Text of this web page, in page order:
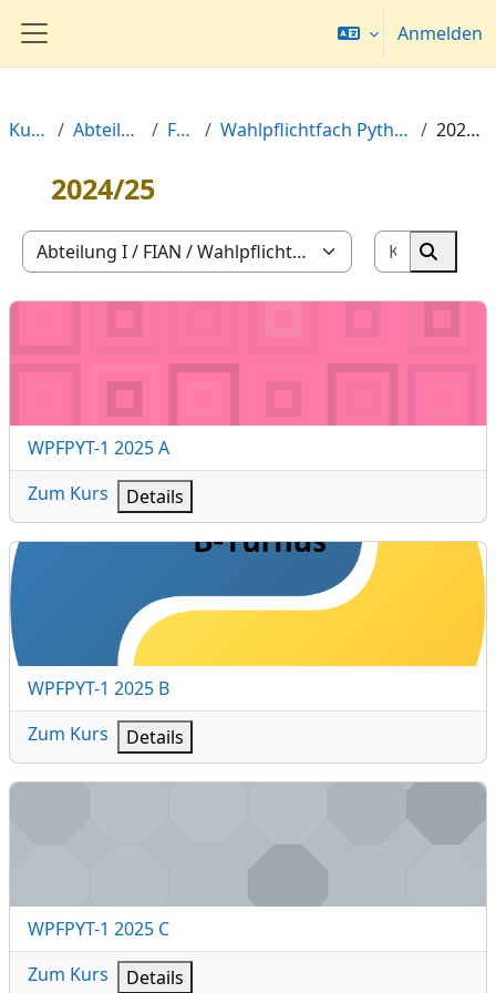
Website-Übersicht
Anmelden
Kurse Abteilung I FIAN Wahlpflichtfach Python-Kurs 2024/25
2024/25
Kursbereiche
Kurse
Kurse
WPFPYT-1 2025 A
Kursname
WPFPYT-1 2025 A
Zum Kurs
Details
WPFPYT-1 2025 B
Kursname
WPFPYT-1 2025 B
Zum Kurs
Details
WPFPYT-1 2025 C
Kursname
WPFPYT-1 2025 C
Zum Kurs
Details